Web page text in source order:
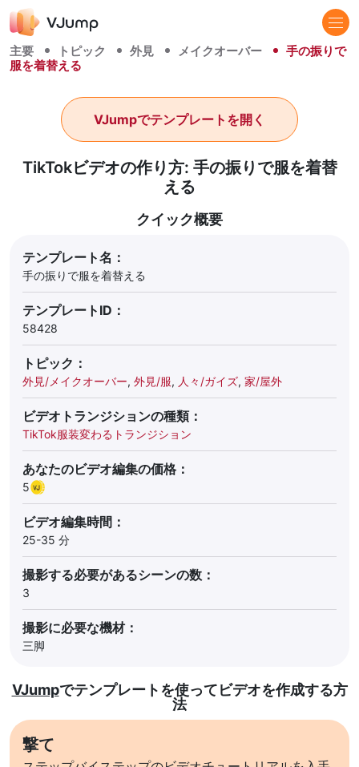
主要 トピック 外見 メイクオーバー
手の振りで
服を着替える
TikTokビデオの作り方: 手の振りで服を着替
える
VJumpでテンプレートを開く
クイック概要
テンプレート名：
手の振りで服を着替える
テンプレートID：
58428
トピック：
外見/メイクオーバー, 外見/服, 人々/ガイズ, 家/屋外
ビデオトランジションの種類：
TikTok服装変わるトランジション
あなたのビデオ編集の価格：
5
ビデオ編集時間：
25-35 分
撮影する必要があるシーンの数：
3
撮影に必要な機材：
三脚
VJumpでテンプレートを使ってビデオを作成する方
法
撃て